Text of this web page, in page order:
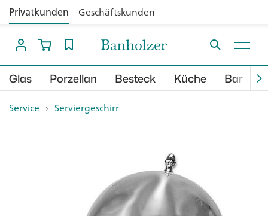
Privatkunden Geschäftskunden
Glas Porzellan Besteck Küche Bar
Service › Serviergeschirr